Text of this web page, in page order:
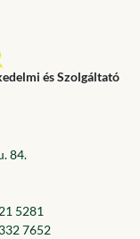
és Szolgáltató
84.
5281
7652